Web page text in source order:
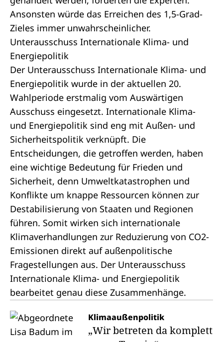
Ansonsten würde das Erreichen des 1,5-Grad-
Zieles immer unwahrscheinlicher.
Unterausschuss Internationale Klima- und
Energiepolitik
Der Unterausschuss Internationale Klima- und
Energiepolitik wurde in der aktuellen 20.
Wahlperiode erstmalig vom Auswärtigen
Ausschuss eingesetzt. Internationale Klima-
und Energiepolitik sind eng mit Außen- und
Sicherheitspolitik verknüpft. Die
Entscheidungen, die getroffen werden, haben
eine wichtige Bedeutung für Frieden und
Sicherheit, denn Umweltkatastrophen und
Konflikte um knappe Ressourcen können zur
Destabilisierung von Staaten und Regionen
führen. Somit wirken sich internationale
Klimaverhandlungen zur Reduzierung von CO2-
Emissionen direkt auf außenpolitische
Fragestellungen aus. Der Unterausschuss
Internationale Klima- und Energiepolitik
bearbeitet genau diese Zusammenhänge.
Klimaaußenpolitik
„Wir betreten da komplett